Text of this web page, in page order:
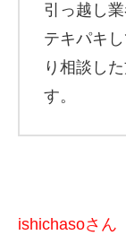
引っ越し
テキパキ
り相談し
す。
ishichasoさん